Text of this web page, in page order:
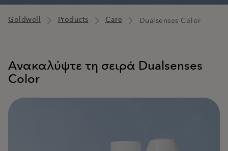
Goldwell Products Care Dualsenses Color
Ανακαλύψτε τη σειρά Dualsenses
Color